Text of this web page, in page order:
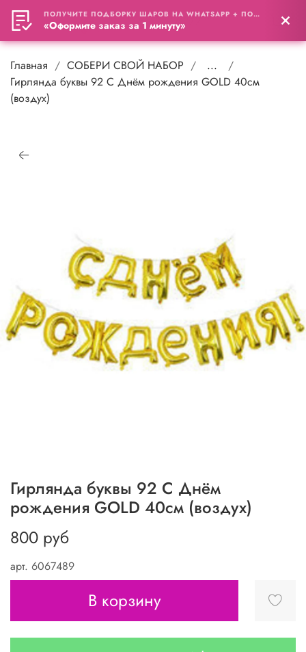
0
Главная СОБЕРИ СВОЙ НАБОР
...
Гирлянда буквы 92 С Днём рождения GOLD 40см
(воздух)
арт. 6067489
Гирлянда буквы 92 С Днём
рождения GOLD 40см (воздух)
800 руб
В корзину
ПОЛУЧИТЕ ПОДБОРКУ ШАРОВ НА WHATSAPP + ПОДАРОК
«Оформите заказ за 1 минуту»